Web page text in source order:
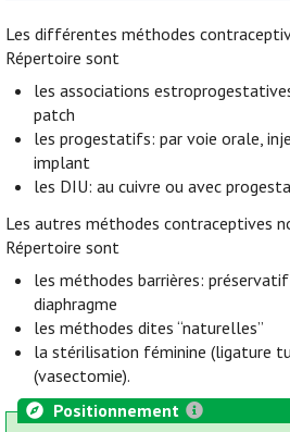
Les différentes méthodes
Répertoire sont
les associations
patch
les progestatifs: par voie orale,
implant
les DIU: au cuivre ou avec
Les autres méthodes contraceptives
Répertoire sont
les méthodes barrières:
diaphragme
les méthodes dites “naturelles”
la stérilisation féminine (ligature
(vasectomie).
Positionnement